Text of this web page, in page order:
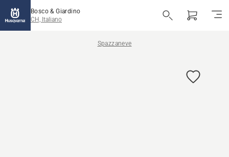
Bosco & Giardino
CH, Italiano
Spazzaneve